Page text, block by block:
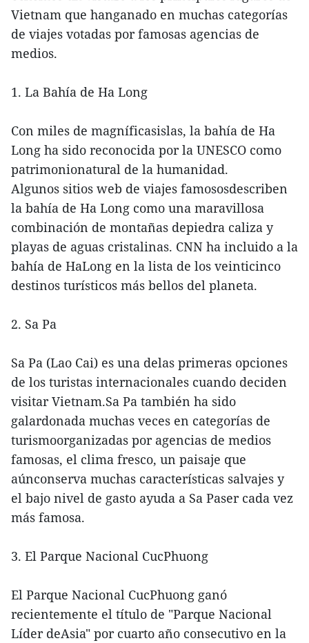
Vietnam que hanganado en muchas categorías
de viajes votadas por famosas agencias de
medios.
1. La Bahía de Ha Long
Con miles de magníficasislas, la bahía de Ha
Long ha sido reconocida por la UNESCO como
patrimonionatural de la humanidad.
Algunos sitios web de viajes famososdescriben
la bahía de Ha Long como una maravillosa
combinación de montañas depiedra caliza y
playas de aguas cristalinas. CNN ha incluido a la
bahía de HaLong en la lista de los veinticinco
destinos turísticos más bellos del planeta.
2. Sa Pa
Sa Pa (Lao Cai) es una delas primeras opciones
de los turistas internacionales cuando deciden
visitar Vietnam.Sa Pa también ha sido
galardonada muchas veces en categorías de
turismoorganizadas por agencias de medios
famosas, el clima fresco, un paisaje que
aúnconserva muchas características salvajes y
el bajo nivel de gasto ayuda a Sa Paser cada vez
más famosa.
3. El Parque Nacional CucPhuong
El Parque Nacional CucPhuong ganó
recientemente el título de "Parque Nacional
Líder deAsia" por cuarto año consecutivo en la